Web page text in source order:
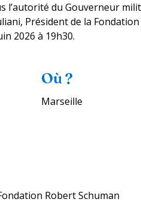
l’autorité du Gouverneur
Président de la
2026 à 19h30.
Où ?
Marseille
Robert Schuman